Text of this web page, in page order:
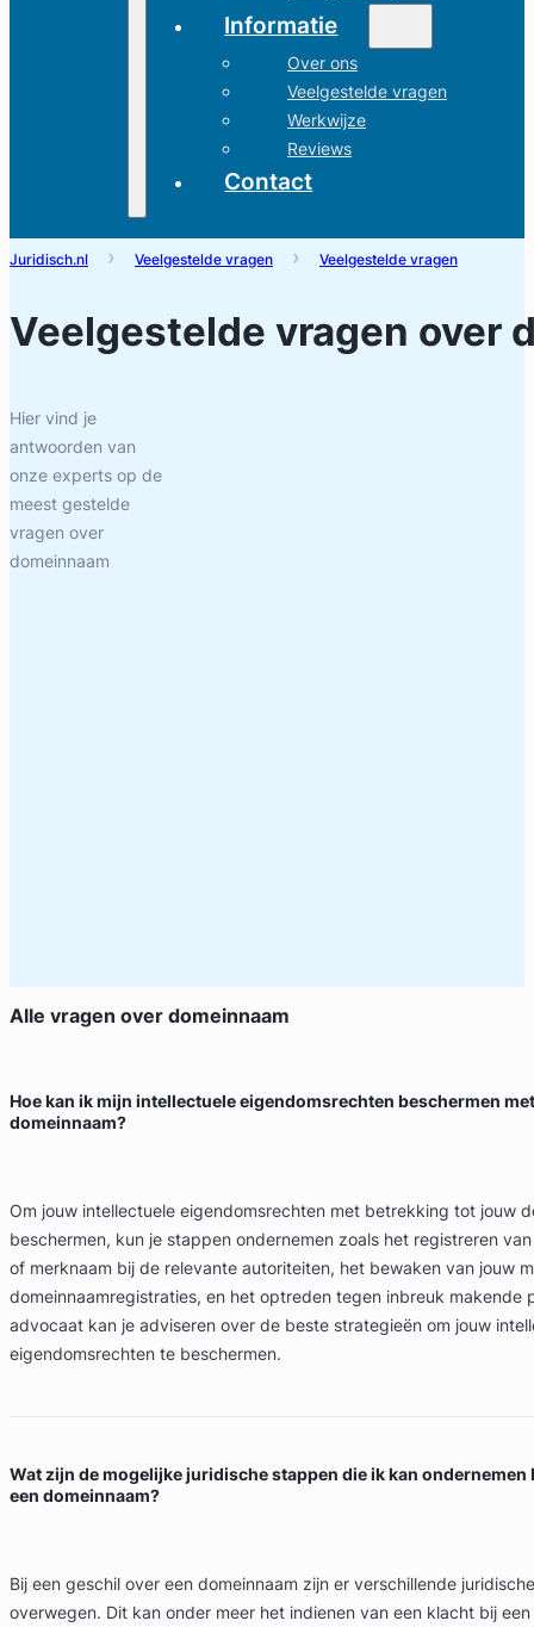
Informatie
Over ons
Veelgestelde vragen
Werkwijze
Reviews
Contact
Juridisch.nl Veelgestelde vragen Veelgestelde vragen
Veelgestelde vragen over
Hier vind je
antwoorden van
onze experts op de
meest gestelde
vragen over
domeinnaam
Alle vragen over domeinnaam
Hoe kan ik mijn intellectuele eigendomsrechten beschermen
domeinnaam?
Om jouw intellectuele eigendomsrechten met betrekking tot jouw
beschermen, kun je stappen ondernemen zoals het registreren
of merknaam bij de relevante autoriteiten, het bewaken van jouw
domeinnaamregistraties, en het optreden tegen inbreuk makende
advocaat kan je adviseren over de beste strategieën om jouw
eigendomsrechten te beschermen.
Wat zijn de mogelijke juridische stappen die ik kan ondernemen
een domeinnaam?
Bij een geschil over een domeinnaam zijn er verschillende
overwegen. Dit kan onder meer het indienen van een klacht bij een